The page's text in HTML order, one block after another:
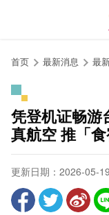
首页 最新消息 最
凭登机证畅游
真航空 推「
更新日期：2026-05-19